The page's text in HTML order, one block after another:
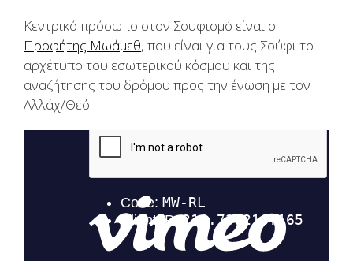
Κεντρικό πρόσωπο στον Σουφισμό είναι ο
Προφήτης Μωάμεθ, που είναι για τους Σούφι το
αρχέτυπο του εσωτερικού κόσμου και της
αναζήτησης του δρόμου προς την ένωση με τον
Αλλάχ/Θεό.